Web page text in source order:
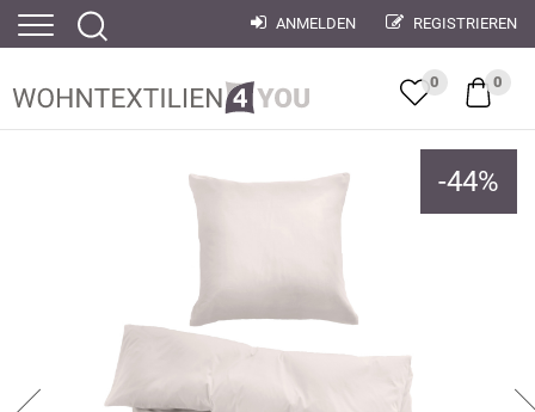
ANMELDEN REGISTRIEREN
0 0
-44%